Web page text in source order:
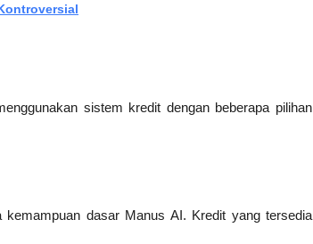
sistem kredit dengan beberapa pilihan
dasar Manus AI. Kredit yang tersedia